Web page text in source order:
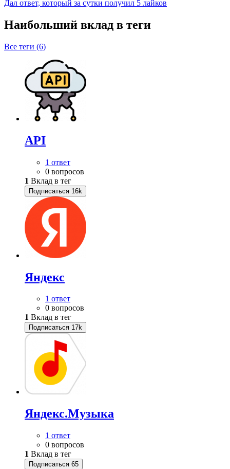
Дал ответ, который за сутки получил 5 лайков
Наибольший вклад в теги
Все теги (6)
API
1 ответ
0 вопросов
1 Вклад в тег
Подписаться 16k
Яндекс
1 ответ
0 вопросов
1 Вклад в тег
Подписаться 17k
Яндекс.Музыка
1 ответ
0 вопросов
1 Вклад в тег
Подписаться 65